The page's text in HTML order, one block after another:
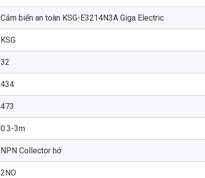
Cảm biến an toàn KSG-E3214N3A Giga Electric
KSG
32
434
473
0.3-3m
NPN Collector hở
2NO